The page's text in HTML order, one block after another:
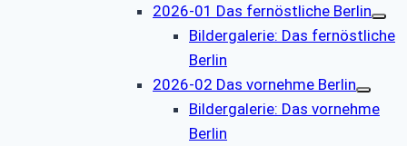
2026-01 Das fernöstliche Berlin
Bildergalerie: Das fernöstliche
Berlin
2026-02 Das vornehme Berlin
Bildergalerie: Das vornehme
Berlin